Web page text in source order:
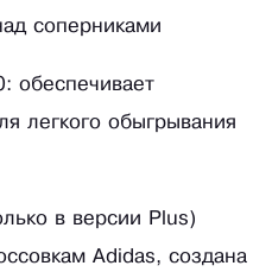
соперниками
обеспечивает
легкого обыгрывания
в версии Plus)
Adidas, создана